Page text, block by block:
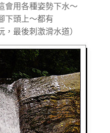
會用各種姿勢下水～
下頭上～都有
，最後刺激滑水道）